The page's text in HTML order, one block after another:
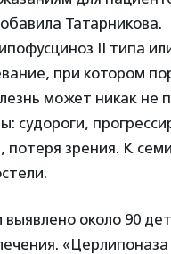
Татарникова.
II типа
при котором
может никак не
судороги,
потеря зрения. К
выявлено около 90